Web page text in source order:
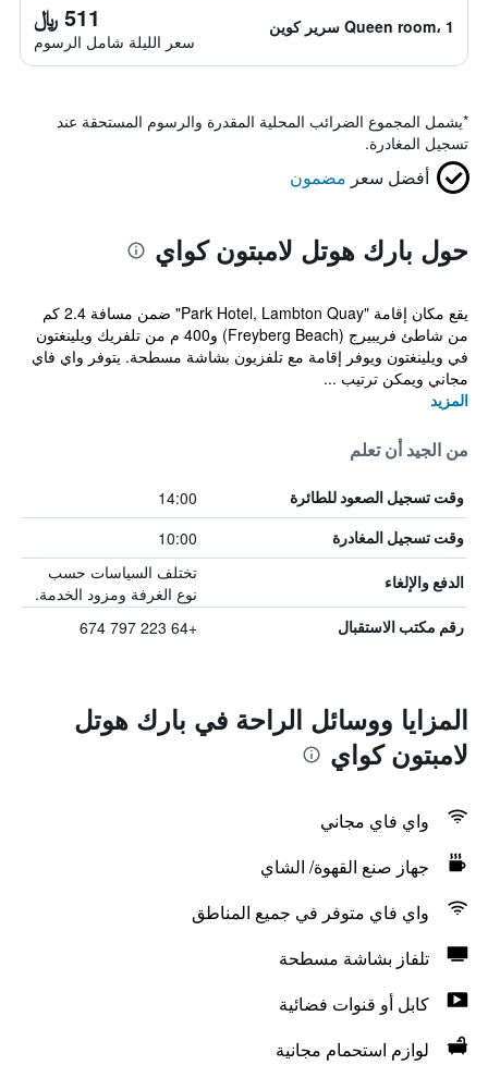
Queen room، 1 سرير كوين 511 ﷼
سعر الليلة شامل الرسوم
*يشمل المجموع الضرائب المحلية المقدرة والرسوم المستحقة عند
تسجيل المغادرة.
أفضل سعر مضمون
حول بارك هوتل لامبتون كواي
يقع مكان إقامة "Park Hotel, Lambton Quay" ضمن مسافة 2.4 كم
من شاطئ فريبيرج (Freyberg Beach) و400 م من تلفريك ويلينغتون
في ويلينغتون ويوفر إقامة مع تلفزيون بشاشة مسطحة. يتوفر واي فاي
مجاني ويمكن ترتيب ...
المزيد
من الجيد أن تعلم
وقت تسجيل الصعود للطائرة 14:00
وقت تسجيل المغادرة 10:00
الدفع والإلغاء
تختلف السياسات حسب
نوع الغرفة ومزود الخدمة.
رقم مكتب الاستقبال +64 223 797 674
المزايا ووسائل الراحة في بارك هوتل
لامبتون كواي
واي فاي مجاني
جهاز صنع القهوة/ الشاي
واي فاي متوفر في جميع المناطق
تلفاز بشاشة مسطحة
كابل أو قنوات فضائية
لوازم استحمام مجانية